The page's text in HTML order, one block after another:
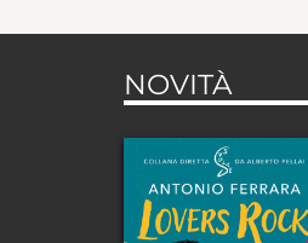
NOVITÀ